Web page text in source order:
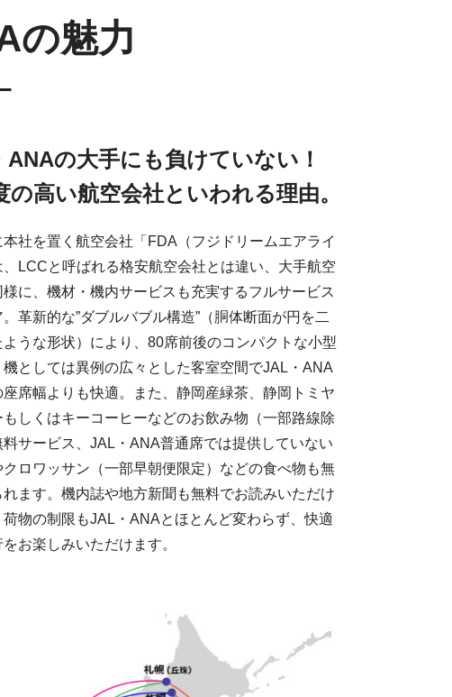
の魅力
の大手にも負けていない！
の高い航空会社といわれる理由。
社を置く航空会社「FDA（フジドリームエアライ
、LCCと呼ばれる格安航空会社とは違い、大手航空
に、機材・機内サービスも充実するフルサービス
革新的な”ダブルバブル構造”（胴体断面が円を二
うな形状）により、80席前後のコンパクトな小型
機としては異例の広々とした客室空間でJAL・ANA
席幅よりも快適。また、静岡産緑茶、静岡トミヤ
もしくはキーコーヒーなどのお飲み物（一部路線除
料サービス、JAL・ANA普通席では提供していない
クロワッサン（一部早朝便限定）などの食べ物も無
ます。機内誌や地方新聞も無料でお読みいただけ
荷物の制限もJAL・ANAとほとんど変わらず、快適
お楽しみいただけます。